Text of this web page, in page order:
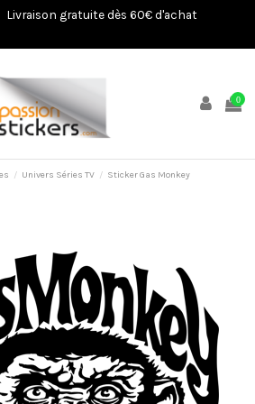
Livraison gratuite dès 60€ d'achat
0
Univers Séries TV
Sticker Gas Monkey